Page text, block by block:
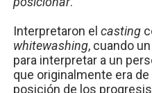
Interpretaron el casting
whitewashing, cuando
para interpretar a un
que originalmente era
posición de los